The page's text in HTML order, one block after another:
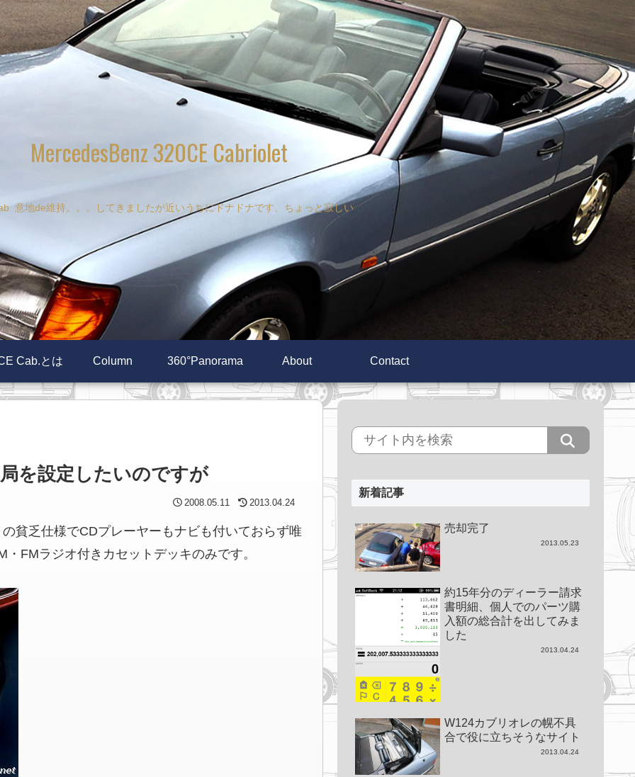
MercedesBenz 320CE Cabriolet
意地de維持。。。してきましたが近いうちにドナドナです、ちょっと寂しい
Cab.とは Column 360°Panorama About Contact
を設定したいのですが
2008.05.11 2013.04.24
貧乏仕様でCDプレーヤーもナビも付いておらず唯
FMラジオ付きカセットデッキのみです。
新着記事
売却完了
2013.05.23
約15年分のディーラー請求
書明細、個人でのパーツ購
入額の総合計を出してみま
した
2013.04.24
W124カブリオレの幌不具
合で役に立ちそうなサイト
2013.04.24